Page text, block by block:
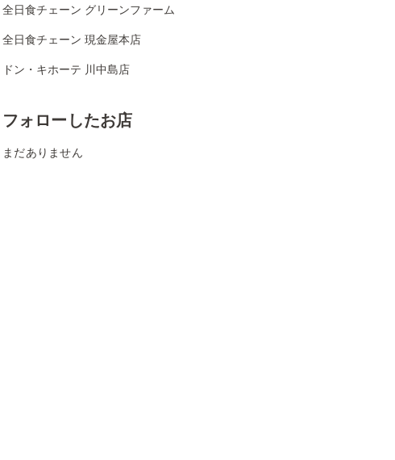
全日食チェーン グリーンファーム
全日食チェーン 現金屋本店
ドン・キホーテ 川中島店
フォローしたお店
まだありません